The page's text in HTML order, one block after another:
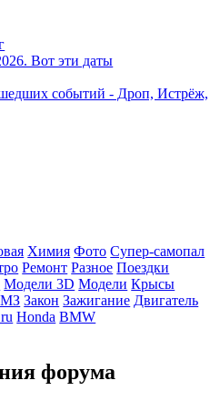
Вот эти даты
событий - Дроп, Истрёж,
Химия Фото Супер-самопал
Ремонт Разное Поездки
Модели 3D Модели Крысы
Закон Зажигание Двигатель
Honda BMW
форума